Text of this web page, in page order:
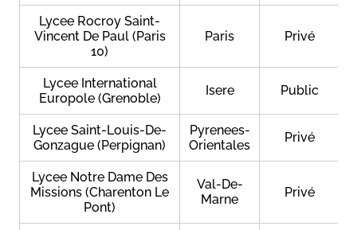
Lycee Rocroy Saint-
Vincent De Paul (Paris
10)
Paris Privé
Lycee International
Europole (Grenoble)
Isere Public
Lycee Saint-Louis-De-
Gonzague (Perpignan)
Pyrenees-
Orientales
Privé
Lycee Notre Dame Des
Missions (Charenton Le
Pont)
Val-De-
Marne
Privé